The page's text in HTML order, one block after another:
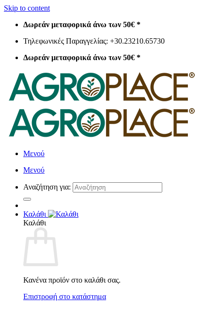
Skip to content
Δωρεάν μεταφορικά άνω των 50€ *
Τηλεφωνικές Παραγγελίας: +30.23210.65730
Δωρεάν μεταφορικά άνω των 50€ *
Μενού
Μενού
Αναζήτηση για:
Καλάθι
Καλάθι
Κανένα προϊόν στο καλάθι σας.
Επιστροφή στο κατάστημα